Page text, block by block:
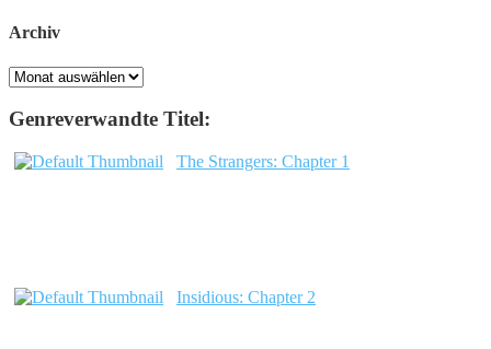
Archiv
Archiv
Genreverwandte Titel:
The Strangers: Chapter 1
Insidious: Chapter 2